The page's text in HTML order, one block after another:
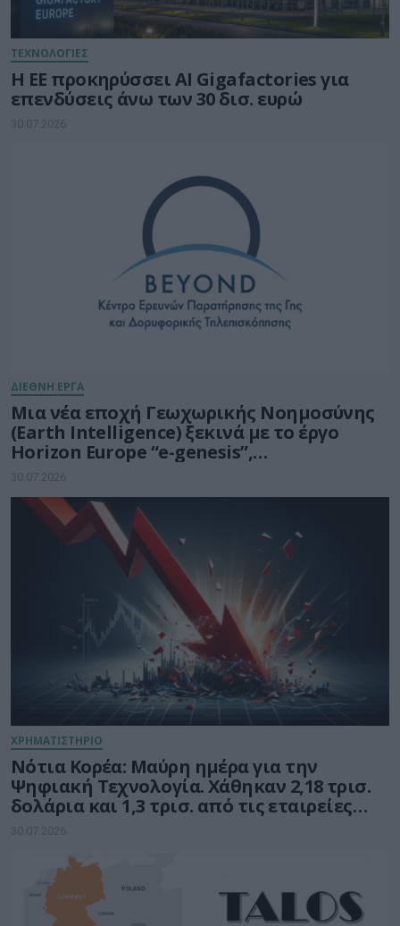
ΤΕΧΝΟΛΟΓΙΕΣ
Η ΕΕ προκηρύσσει AI Gigafactories για
επενδύσεις άνω των 30 δισ. ευρώ
30.07.2026
ΔΙΕΘΝΗ ΕΡΓΑ
Μια νέα εποχή Γεωχωρικής Νοημοσύνης
(Earth Intelligence) ξεκινά με το έργο
Horizon Europe “e-genesis”,
προϋπολογισμού 7,5 εκατ. ευρώ
30.07.2026
ΧΡΗΜΑΤΙΣΤΗΡΙΟ
Νότια Κορέα: Μαύρη ημέρα για την
Ψηφιακή Τεχνολογία. Χάθηκαν 2,18 τρισ.
δολάρια και 1,3 τρισ. από τις εταιρείες
ημιαγωγών
30.07.2026